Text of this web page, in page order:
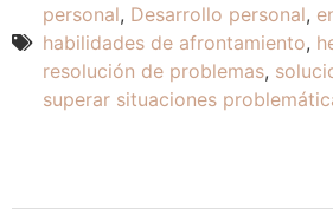
personal, Desarrollo personal,
habilidades de afrontamiento,
resolución de problemas,
superar situaciones